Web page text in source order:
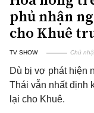
phủ nhận
cho Khuê
TV SHOW Chủ
Dù bị vợ phát hiện
Thái vẫn nhất định
lại cho Khuê.